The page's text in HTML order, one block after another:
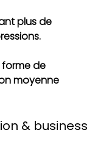
plus de
forme de
moyenne
& business